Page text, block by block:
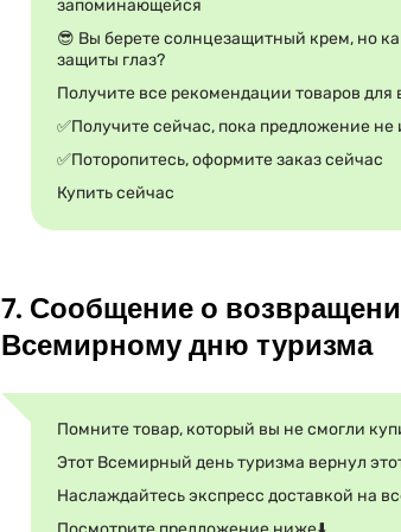
запоминающейся
😎 Вы берете солнцезащитный крем, но
защиты глаз?
Получите все рекомендации товаров
✅Получите сейчас, пока предложение не
✅Поторопитесь, оформите заказ сейчас
Купить сейчас
7. Сообщение о
Всемирному дню туризма
Помните товар, который вы не смогли
Этот Всемирный день туризма вернул
Наслаждайтесь экспресс доставкой на